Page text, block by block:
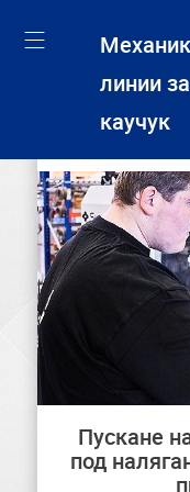
линии
каучук
Пускане
под